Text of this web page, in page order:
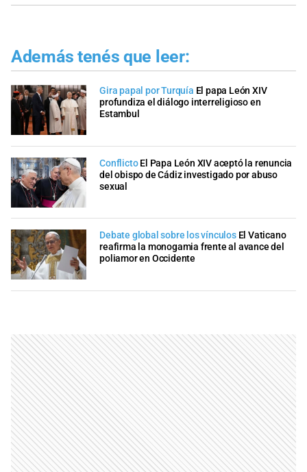
Además tenés que leer:
Gira papal por Turquía El papa León XIV
profundiza el diálogo interreligioso en
Estambul
ConflictoEl Papa León XIV aceptó la renuncia
del obispo de Cádiz investigado por abuso
sexual
Debate global sobre los vínculos El Vaticano
reafirma la monogamia frente al avance del
poliamor en Occidente